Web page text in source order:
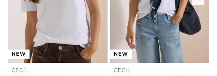
NEW
CECIL
NEW
CECIL